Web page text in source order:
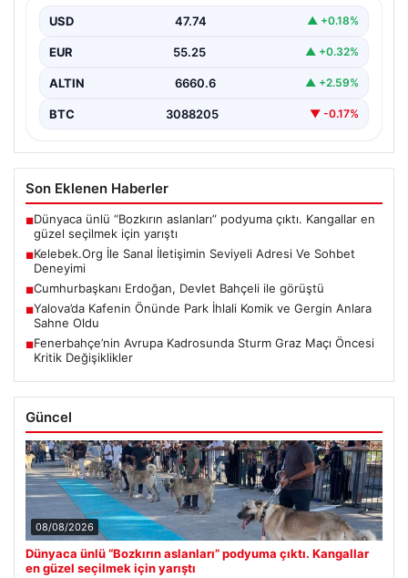
sağlaması ciddi bir önem taşımaktadır. Günümüzde
çeşitli…
USD 47.74 ▲ +0.18%
EUR 55.25 ▲ +0.32%
ALTIN 6660.6 ▲ +2.59%
BTC 3088205 ▼ -0.17%
Son Eklenen Haberler
■Dünyaca ünlü “Bozkırın aslanları” podyuma çıktı. Kangallar en
güzel seçilmek için yarıştı
■Kelebek.Org İle Sanal İletişimin Seviyeli Adresi Ve Sohbet
Deneyimi
■Cumhurbaşkanı Erdoğan, Devlet Bahçeli ile görüştü
■Yalova’da Kafenin Önünde Park İhlali Komik ve Gergin Anlara
Sahne Oldu
■Fenerbahçe’nin Avrupa Kadrosunda Sturm Graz Maçı Öncesi
Kritik Değişiklikler
Güncel
08/08/2026
Dünyaca ünlü “Bozkırın aslanları” podyuma çıktı. Kangallar
en güzel seçilmek için yarıştı